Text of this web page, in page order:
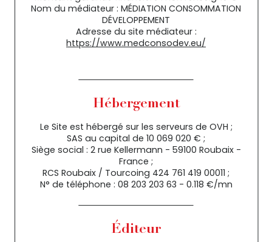
Nom du médiateur : MÉDIATION CONSOMMATION
DÉVELOPPEMENT
Adresse du site médiateur :
https://www.medconsodev.eu/
Hébergement
Le Site est hébergé sur les serveurs de OVH ;
SAS au capital de 10 069 020 € ;
Siège social : 2 rue Kellermann - 59100 Roubaix -
France ;
RCS Roubaix / Tourcoing 424 761 419 00011 ;
N° de téléphone : 08 203 203 63 - 0.118 €/mn
Éditeur